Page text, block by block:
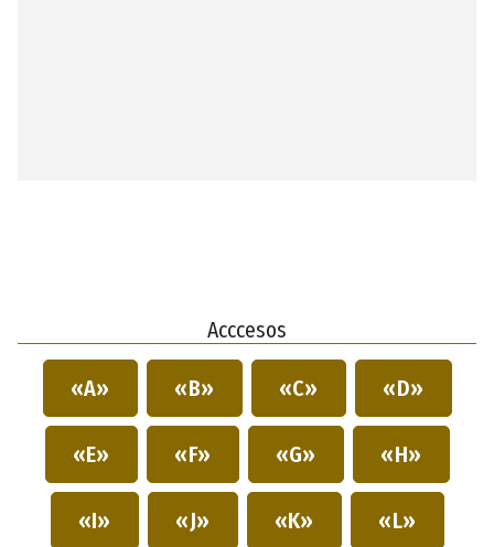
Acccesos
«A» «B» «C» «D»
«E» «F» «G» «H»
«I» «J» «K» «L»